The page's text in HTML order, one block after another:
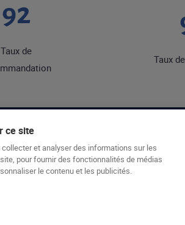
92
Taux de
Taux
PRESTATIONS
ce site
et analyser des informations sur les
pour fournir des fonctionnalités de médias
le contenu et les publicités.